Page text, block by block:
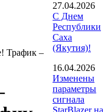
Трафик –
27.04.2026
С Днем
Республики
Саха
(Якутия)!
16.04.2026
Изменены
параметры
сигнала
StarBlazer на